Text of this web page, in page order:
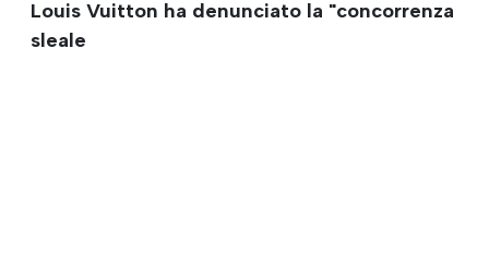
Louis Vuitton ha denunciato la "concorrenza
sleale